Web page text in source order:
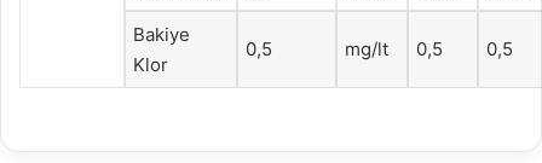
Bakiye
Klor
0,5 mg/lt 0,5 0,5